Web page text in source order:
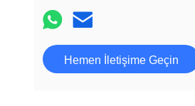
Hemen İletişime Geçin